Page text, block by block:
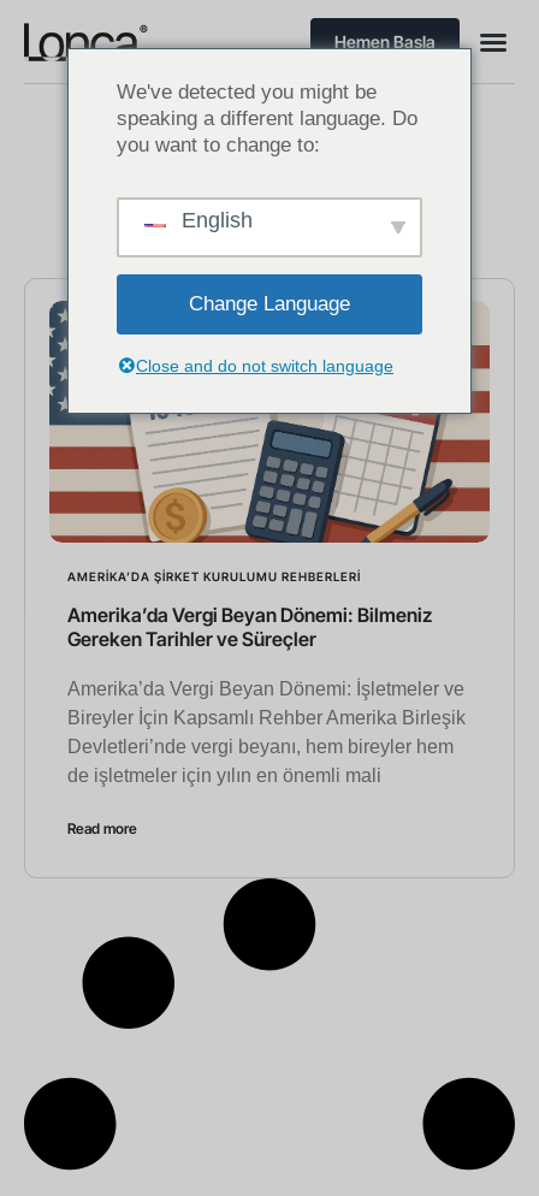
Hemen Başla
Temmuz 22, 2025
AMERIKA’DA ŞIRKET KURULUMU REHBERLERI
Amerika’da Vergi Beyan Dönemi: Bilmeniz
Gereken Tarihler ve Süreçler
Amerika’da Vergi Beyan Dönemi: İşletmeler ve
Bireyler İçin Kapsamlı Rehber Amerika Birleşik
Devletleri’nde vergi beyanı, hem bireyler hem
de işletmeler için yılın en önemli mali
Read more
We've detected you might be
speaking a different language. Do
you want to change to:
English
Change Language
Close and do not switch language